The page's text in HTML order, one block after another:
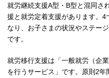
就労継続支援A型・B型と混同さ
援と就労定着支援があります。
なり、お子さまの状況やステー
です。
就労移行支援は「一般就労（企
を行うサービス」です。原則2